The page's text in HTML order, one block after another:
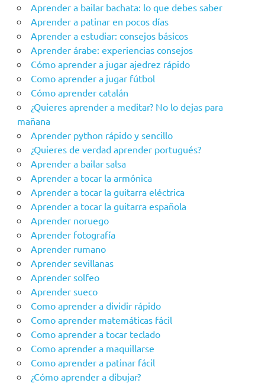
Aprender a bailar bachata: lo que debes saber
Aprender a patinar en pocos días
Aprender a estudiar: consejos básicos
Aprender árabe: experiencias consejos
Cómo aprender a jugar ajedrez rápido
Como aprender a jugar fútbol
Cómo aprender catalán
¿Quieres aprender a meditar? No lo dejas para
mañana
Aprender python rápido y sencillo
¿Quieres de verdad aprender portugués?
Aprender a bailar salsa
Aprender a tocar la armónica
Aprender a tocar la guitarra eléctrica
Aprender a tocar la guitarra española
Aprender noruego
Aprender fotografía
Aprender rumano
Aprender sevillanas
Aprender solfeo
Aprender sueco
Como aprender a dividir rápido
Como aprender matemáticas fácil
Como aprender a tocar teclado
Como aprender a maquillarse
Como aprender a patinar fácil
¿Cómo aprender a dibujar?